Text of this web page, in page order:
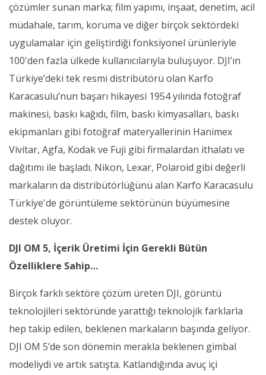
çözümler sunan marka; film yapımı, inşaat, denetim, acil
müdahale, tarım, koruma ve diğer birçok sektördeki
uygulamalar için geliştirdiği fonksiyonel ürünleriyle
100'den fazla ülkede kullanıcılarıyla buluşuyor. DJI’ın
Türkiye’deki tek resmi distribütörü olan Karfo
Karacasulu’nun başarı hikayesi 1954 yılında fotoğraf
makinesi, baskı kağıdı, film, baskı kimyasalları, baskı
ekipmanları gibi fotoğraf materyallerinin Hanimex
Vivitar, Agfa, Kodak ve Fuji gibi firmalardan ithalatı ve
dağıtımı ile başladı. Nikon, Lexar, Polaroid gibi değerli
markaların da distribütörlüğünü alan Karfo Karacasulu
Türkiye'de görüntüleme sektörünün büyümesine
destek oluyor.
DJI OM 5, İçerik Üretimi İçin Gerekli Bütün
Özelliklere Sahip…
Birçok farklı sektöre çözüm üreten DJI, görüntü
teknolojileri sektöründe yarattığı teknolojik farklarla
hep takip edilen, beklenen markaların başında geliyor.
DJI OM 5’de son dönemin merakla beklenen gimbal
modeliydi ve artık satışta. Katlandığında avuç içi